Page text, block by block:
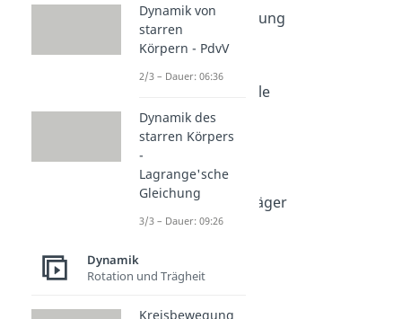
Energieumwandlung
Dauer: 03:32
Wirkungsgrad
Dauer: 05:09
Perpetuum Mobile
Dauer: 03:59
Energiequellen
Energieträger
Dauer: 04:42
Fossile Energieträger
Dauer: 04:44
Dynamik von
starren
Körpern - PdvV
2/3 – Dauer: 06:36
Dynamik des
starren Körpers
-
Lagrange'sche
Gleichung
3/3 – Dauer: 09:26
Dynamik
Rotation und Trägheit
Kreisbewegung